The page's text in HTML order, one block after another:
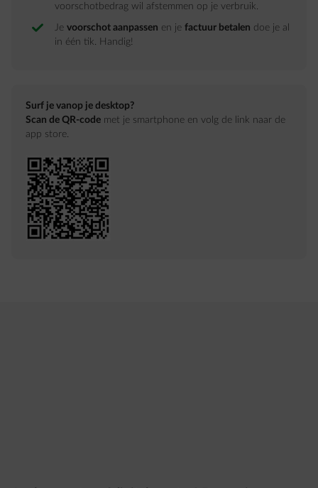
voorschotbedrag wil afstemmen op je verbruik.
Je voorschot aanpassen en je factuur betalen doe je al
in één tik. Handig!
Surf je vanop je desktop?
Scan de QR-code met je smartphone en volg de link naar de
app store.